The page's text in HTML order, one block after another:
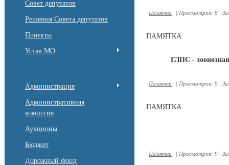
Совет депутатов
Решения Совета депутатов
Проекты
Устав МО
Администрация
Административная
комиссия
Аукционы
Бюджет
Дорожный фонд
Памятки | Просмотров: 8 |
ПАМЯТКА
ГЛПС -
Памятки | Просмотров: 8 |
ПАМЯТКА
Памятки | Просмотров: 9 |